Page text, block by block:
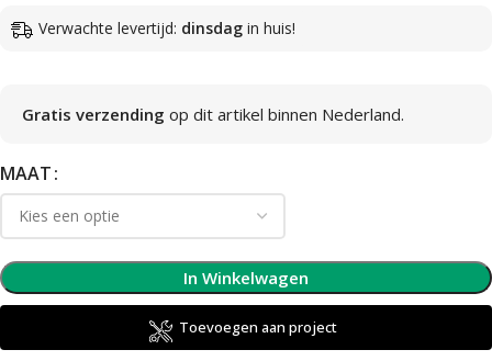
Verwachte levertijd: dinsdag in huis!
Gratis verzending op dit artikel binnen Nederland.
MAAT
In Winkelwagen
Toevoegen aan project